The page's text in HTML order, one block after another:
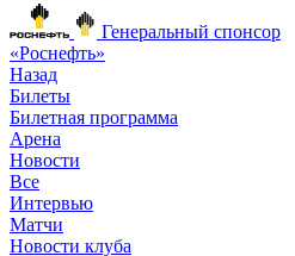
Генеральный спонсор
«Роснефть»
Назад
Билеты
Билетная программа
Арена
Новости
Все
Интервью
Матчи
Новости клуба